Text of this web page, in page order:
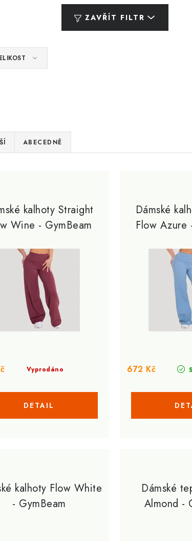
ZAVŘÍT FILTR
ABECEDNĚ
kalhoty Straight
Wine - GymBeam
Vyprodáno
Dámské
Flow Azure
672 Kč
kalhoty Flow White
- GymBeam
Dámské
Almond -